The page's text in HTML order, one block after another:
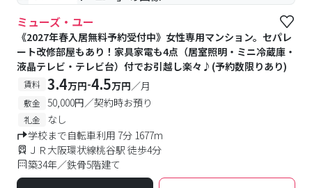
#女性専用
ミューズ・ユー
《2027年春入居無料予約受付中》女性専用マンション。セパレ
ート改修部屋もあり！家具家電も4点（居室照明・ミニ冷蔵庫・
液晶テレビ・テレビ台）付でお引越し楽々♪(予約数限りあり)
賃料 3.4万円-4.5万円／月
敷金 50,000円／契約時お預り
礼金
なし
学校まで自転車利用 7分 1677m
ＪＲ大阪環状線桃谷駅 徒歩4分
築34年／鉄骨5階建て